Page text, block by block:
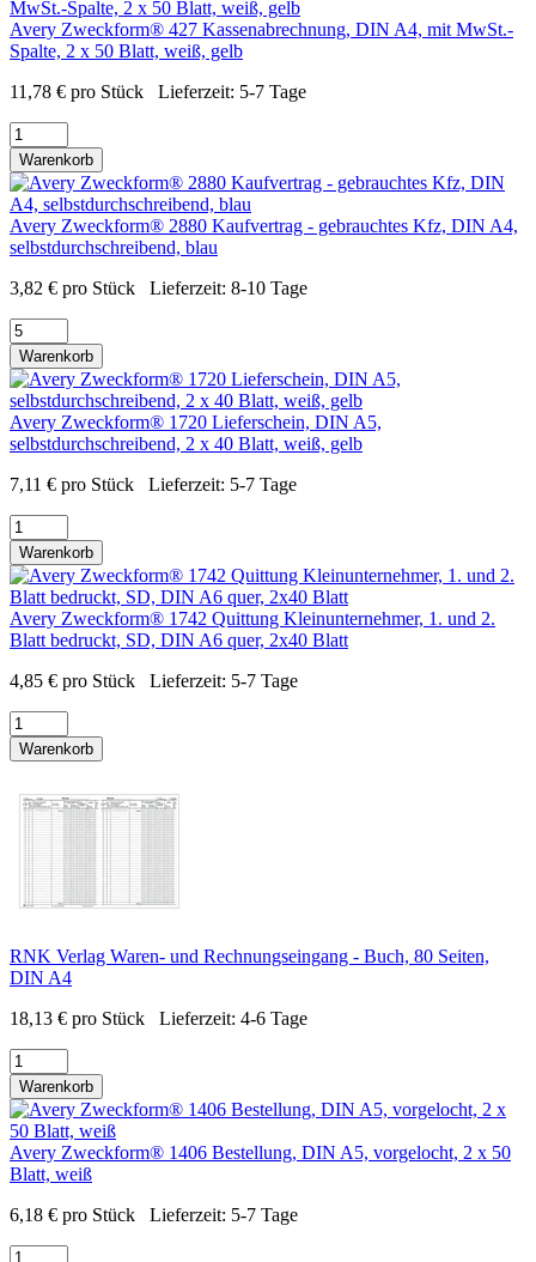
Avery Zweckform® 427 Kassenabrechnung, DIN A4, mit MwSt.-
Spalte, 2 x 50 Blatt, weiß, gelb
11,78 € pro Stück Lieferzeit: 5-7 Tage
Warenkorb
Avery Zweckform® 2880 Kaufvertrag - gebrauchtes Kfz, DIN A4,
selbstdurchschreibend, blau
3,82 € pro Stück Lieferzeit: 8-10 Tage
Warenkorb
Avery Zweckform® 1720 Lieferschein, DIN A5,
selbstdurchschreibend, 2 x 40 Blatt, weiß, gelb
7,11 € pro Stück Lieferzeit: 5-7 Tage
Warenkorb
Avery Zweckform® 1742 Quittung Kleinunternehmer, 1. und 2.
Blatt bedruckt, SD, DIN A6 quer, 2x40 Blatt
4,85 € pro Stück Lieferzeit: 5-7 Tage
Warenkorb
RNK Verlag Waren- und Rechnungseingang - Buch, 80 Seiten,
DIN A4
18,13 € pro Stück Lieferzeit: 4-6 Tage
Warenkorb
Avery Zweckform® 1406 Bestellung, DIN A5, vorgelocht, 2 x 50
Blatt, weiß
6,18 € pro Stück Lieferzeit: 5-7 Tage